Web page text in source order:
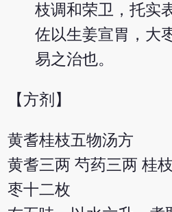
枝调和荣卫，托实
佐以生姜宣胃，大
易之治也。
【方剂】
黄耆桂枝五物汤方
黄耆三两 芍药三两 桂
枣十二枚